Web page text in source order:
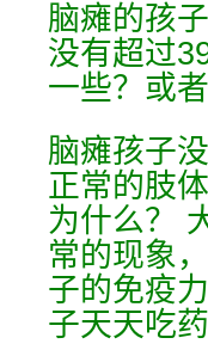
脑瘫的孩
没有超过
一些？或
脑瘫孩子
正常的肢
为什么？
常的现象
子的免疫
子天天吃